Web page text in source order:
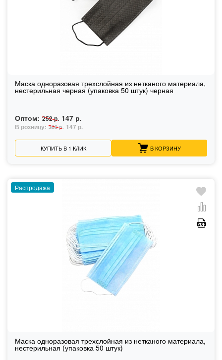
Маска одноразовая трехслойная из нетканого материала,
нестерильная черная (упаковка 50 штук) черная
Оптом: 252 р. 147 р.
В розницу: 300 р. 147 р.
КУПИТЬ В 1 КЛИК В КОРЗИНУ
Распродажа
Маска одноразовая трехслойная из нетканого материала,
нестерильная (упаковка 50 штук)